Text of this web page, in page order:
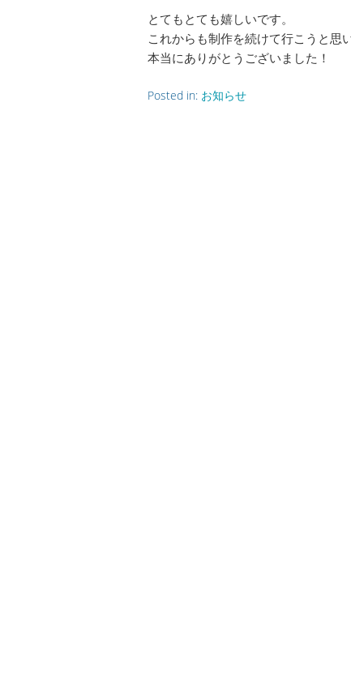
とてもとても嬉しいです。
これからも制作を続けて行こうと思い
本当にありがとうございました！
Posted in: お知らせ